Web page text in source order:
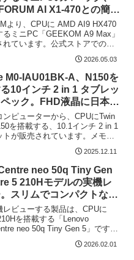
AI X1-470との簡易
より、CPUに AMD AI9 HX470
るミニPC「GEEKOM A9 Max」
れています。公式ストアでのセ
、同社の他製品と同様にアルミ
です。な...
2026.05.03
M0-IAU01BK-A、N150を
10インチ 2 in 1 タブレッ
ペック。FHD液晶に日本語
ド、バランスのよい構成
円
ンピューターから、CPUにTwin
を搭載する、10.1インチ 2 in 1
トが販売されています。メモリ
ードの8GBとなりますが、10.1
晶の解像度はFHD、キーボード
量は約8...
2025.12.11
neo 50q Tiny Gen
5 210Hモデルの実機レ
スリムでコンパクトな筐
テナンス性は極めて良好
レビューする製品は、CPUに
を搭載する「Lenovo
neo 50q Tiny Gen 5」です。
2026.02.01